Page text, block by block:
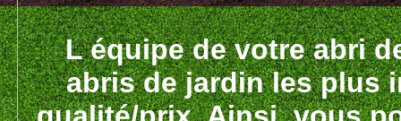
L équipe de votre abri
abris de jardin les plus